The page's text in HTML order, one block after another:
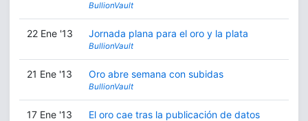
BullionVault
22 Ene '13 Jornada plana para el oro y la plata
BullionVault
21 Ene '13 Oro abre semana con subidas
BullionVault
17 Ene '13
El oro cae tras la publicación de datos